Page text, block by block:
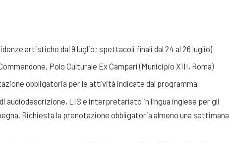
artistiche dal 9 luglio; spettacoli finali dal 24 al 26 luglio)
Polo Culturale Ex Campari (Municipio XIII, Roma)
obbligatoria per le attività indicate dal programma
audiodescrizione, LIS e interpretariato in lingua inglese per gli
Richiesta la prenotazione obbligatoria almeno una settimana